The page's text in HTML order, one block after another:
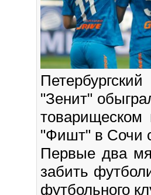
"Зенит"
товарищеском
"Фишт" в Сочи
Первые два
забить
футбольного